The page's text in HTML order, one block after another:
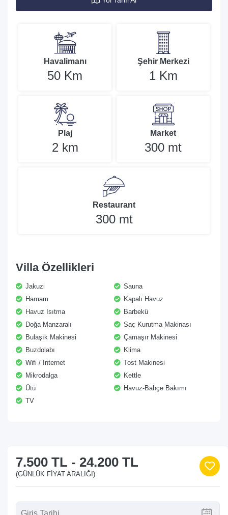
Havalimanı
50 Km
Şehir Merkezi
1 Km
Plaj
2 km
Market
300 mt
Restaurant
300 mt
Villa Özellikleri
Jakuzi
Sauna
Hamam
Kapalı Havuz
Havuz Isıtma
Barbekü
Doğa Manzaralı
Saç Kurutma Makinası
Bulaşık Makinesi
Çamaşır Makinesi
Buzdolabı
Klima
Wifi / İnternet
Tost Makinesi
Mikrodalga
Kettle
Ütü
Havuz-Bahçe Bakımı
TV
7.500 TL - 24.200 TL
(GÜNLÜK FIYAT ARALIĞI)